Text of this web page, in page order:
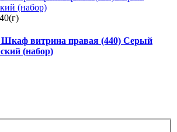
Шкаф витрина правая (440) Серый
(набор)